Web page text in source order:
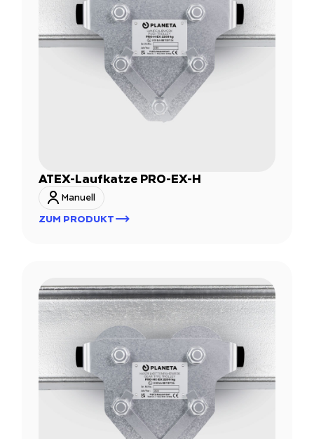
ATEX-Laufkatze PRO-EX-H
Manuell
ZUM PRODUKT